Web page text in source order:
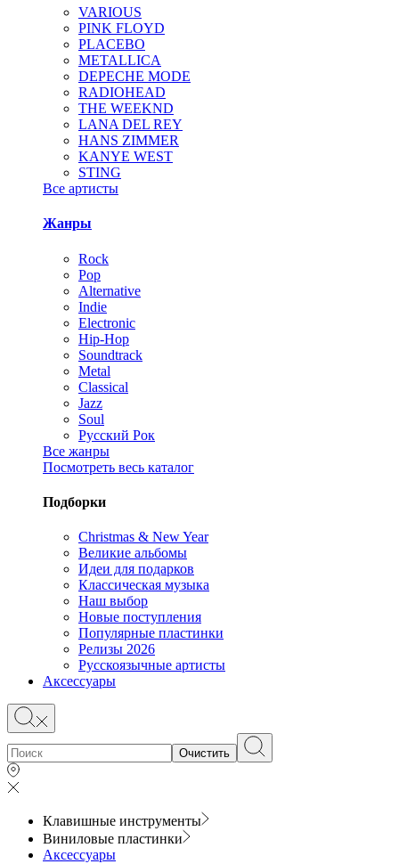
VARIOUS
PINK FLOYD
PLACEBO
METALLICA
DEPECHE MODE
RADIOHEAD
THE WEEKND
LANA DEL REY
HANS ZIMMER
KANYE WEST
STING
Все артисты
Жанры
Rock
Pop
Alternative
Indie
Electronic
Hip-Hop
Soundtrack
Metal
Classical
Jazz
Soul
Русский Рок
Все жанры
Посмотреть весь каталог
Подборки
Christmas & New Year
Великие альбомы
Идеи для подарков
Классическая музыка
Наш выбор
Новые поступления
Популярные пластинки
Релизы 2026
Русскоязычные артисты
Аксессуары
Очистить
Клавишные инструменты
Виниловые пластинки
Аксессуары